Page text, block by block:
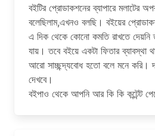
বইটির প্রোডাকশনের ব্যাপারে মলাটের
বলেছিলাম,এখনও বলছি। বইয়ের
এ দিক থেকে কোনো কমতি রাখতে দেয়নি
যায়। তবে বইয়ে একটা ফিতার ব্যাবস্থা
আরো সাচ্ছন্দ্যবোধ হতো বলে মনে করি।
দেখবে।
বইপাও থেকে আপনি আর কি কি কন্টেন্ট